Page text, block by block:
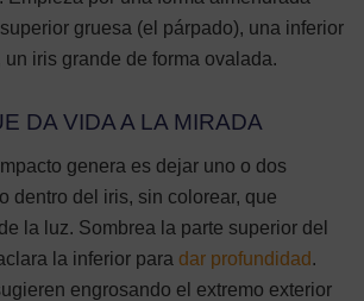
gruesa (el párpado), una inferior
un iris grande de forma ovalada.
DA VIDA A LA MIRADA
genera es dejar uno o dos
dentro del iris, sin colorear, que
la luz. Sombrea la parte superior del
la inferior para dar profundidad .
engrosando el extremo exterior